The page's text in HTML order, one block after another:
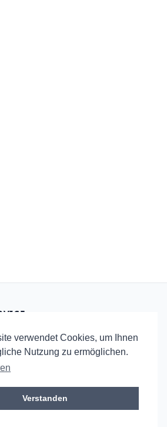
verwendet Cookies, um Ihnen
Nutzung zu ermöglichen.
Verstanden